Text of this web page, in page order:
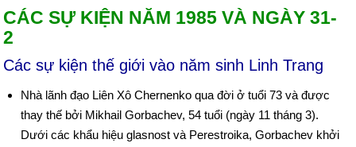
CÁC SỰ KIỆN NĂM 1985 VÀ NGÀY 31-
2
Các sự kiện thế giới vào năm sinh Linh Trang
Nhà lãnh đạo Liên Xô Chernenko qua đời ở tuổi 73 và được
thay thế bởi Mikhail Gorbachev, 54 tuổi (ngày 11 tháng 3).
Dưới các khẩu hiệu glasnost và Perestroika, Gorbachev khởi